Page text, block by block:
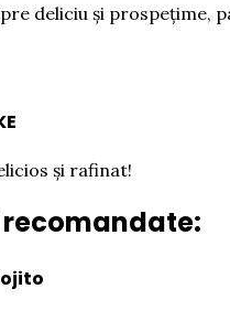
deliciu și prospețime,
și rafinat!